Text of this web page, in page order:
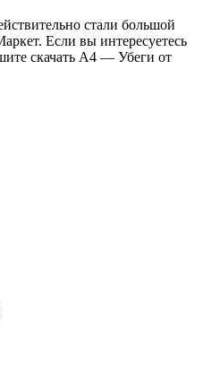
стали большой
Если вы интересуетесь
скачать А4 — Убеги от